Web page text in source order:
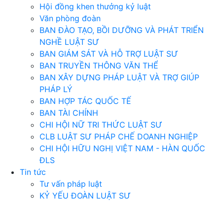
Hội đồng khen thưởng kỷ luật
Văn phòng đoàn
BAN ĐÀO TẠO, BỒI DƯỠNG VÀ PHÁT TRIỂN
NGHỀ LUẬT SƯ
BAN GIÁM SÁT VÀ HỖ TRỢ LUẬT SƯ
BAN TRUYỀN THÔNG VĂN THỂ
BAN XÂY DỰNG PHÁP LUẬT VÀ TRỢ GIÚP
PHÁP LÝ
BAN HỢP TÁC QUỐC TẾ
BAN TÀI CHÍNH
CHI HỘI NỮ TRI THỨC LUẬT SƯ
CLB LUẬT SƯ PHÁP CHẾ DOANH NGHIỆP
CHI HỘI HỮU NGHỊ VIỆT NAM - HÀN QUỐC
ĐLS
Tin tức
Tư vấn pháp luật
KỶ YẾU ĐOÀN LUẬT SƯ